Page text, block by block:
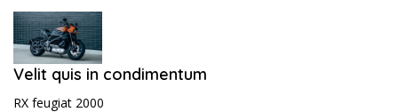
Velit quis in condimentum
RX feugiat 2000